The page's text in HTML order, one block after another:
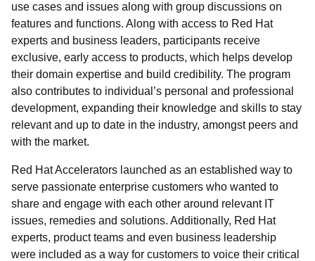
use cases and issues along with group discussions on
features and functions. Along with access to Red Hat
experts and business leaders, participants receive
exclusive, early access to products, which helps develop
their domain expertise and build credibility. The program
also contributes to individual’s personal and professional
development, expanding their knowledge and skills to stay
relevant and up to date in the industry, amongst peers and
with the market.
Red Hat Accelerators launched as an established way to
serve passionate enterprise customers who wanted to
share and engage with each other around relevant IT
issues, remedies and solutions. Additionally, Red Hat
experts, product teams and even business leadership
were included as a way for customers to voice their critical